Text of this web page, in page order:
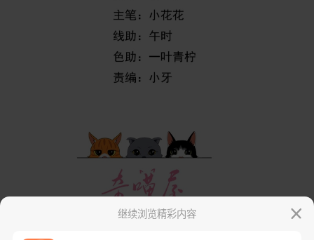
继续浏览精彩内容